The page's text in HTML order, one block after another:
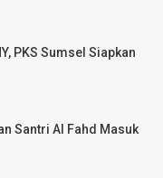
PKS Sumsel Siapkan
Santri Al Fahd Masuk